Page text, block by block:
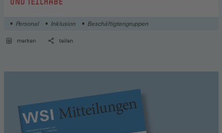
Personal Inklusion Beschäftigtengruppen
merken teilen